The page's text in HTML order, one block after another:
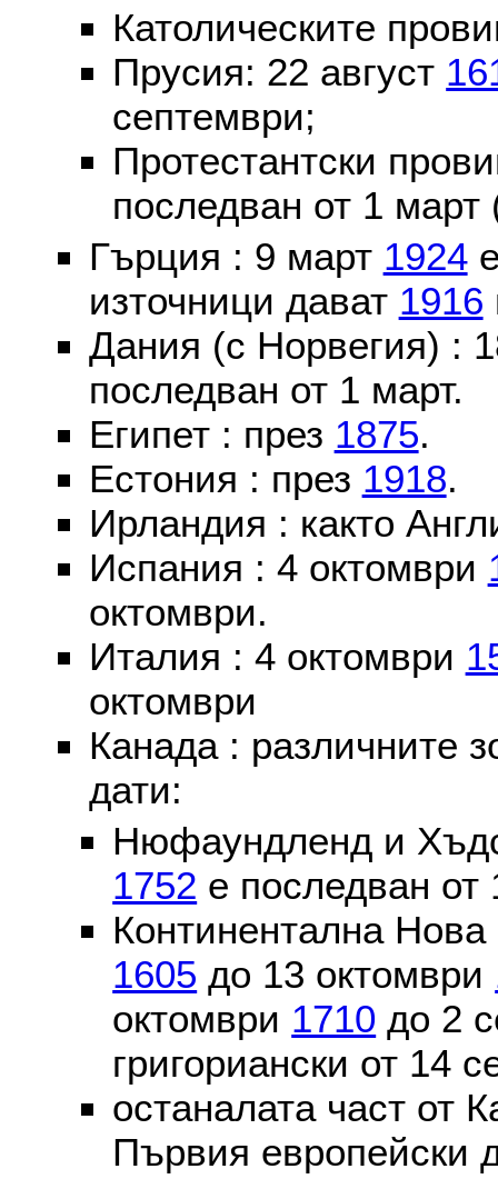
Католическите
Прусия: 22 август
септември;
Протестантски
последван от 1 март
Гърция : 9 март 1924е
източници дават 1916
Дания (с Норвегия) :
последван от 1 март.
Египет : през 1875.
Естония : през 1918.
Ирландия : както
Испания : 4 октомври
октомври.
Италия : 4 октомври
октомври
Канада : различните
дати:
Нюфаундленд и
1752 е последван от
Континентална
1605 до 13 октомври
октомври 1710 до 2
григориански от 14
останалата част от
Първия европейски